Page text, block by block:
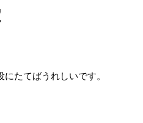
たてばうれしいです。